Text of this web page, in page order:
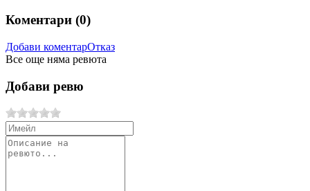
Коментари (0)
Добави коментарОтказ
Все още няма ревюта
Добави ревю